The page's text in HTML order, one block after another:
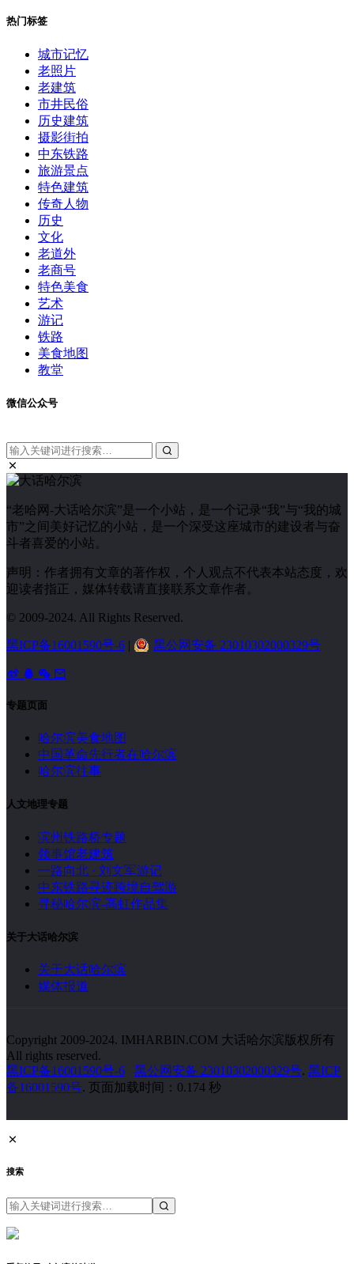
热门标签
城市记忆
老照片
老建筑
市井民俗
历史建筑
摄影街拍
中东铁路
旅游景点
特色建筑
传奇人物
历史
文化
老道外
老商号
特色美食
艺术
游记
铁路
美食地图
教堂
微信公众号
“老哈网-大话哈尔滨”是一个小站，是一个记录“我”与“我的城
市”之间美好记忆的小站，是一个深受这座城市的建设者与奋
斗者喜爱的小站。
声明：作者拥有文章的著作权，个人观点不代表本站态度，欢
迎读者指正，媒体转载请直接联系文章作者。
© 2009-2024. All Rights Reserved.
黑ICP备16001590号-6 | 黑公网安备 23010302000329号
专题页面
哈尔滨美食地图
中国革命先行者在哈尔滨
哈尔滨往事
人文地理专题
滨州铁路桥专题
领事馆老建筑
一路向北 · 刘文军游记
中东铁路寻迹跨境自驾游
寻秘哈尔滨-高虹作品集
关于大话哈尔滨
关于大话哈尔滨
媒体报道
Copyright 2009-2024. IMHARBIN.COM 大话哈尔滨版权所有
All rights reserved.
黑ICP备16001590号-6
黑公网安备 23010302000329号. 黑ICP
备16001590号. 页面加载时间：0.174 秒
搜索